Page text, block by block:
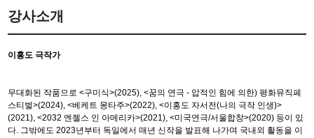
강사소개
이홍도 극작가
무대화된 작품으로<구미식>(2025), <꿈의 연극 - 압적인 힘에 의한) 평화뮤직페
스티벌>(2024), <베케트 몽타주>(2022), <이홍도 자서전(나의 극작 인생)>
(2021), <2032 엔젤스 인 아메리카>(2021), <미국연극/서울합창>(2020) 등이 있
다 그밖에도2023년부터 독일에서 매년 신작을 발표해 나가며 국내외 활동을 이